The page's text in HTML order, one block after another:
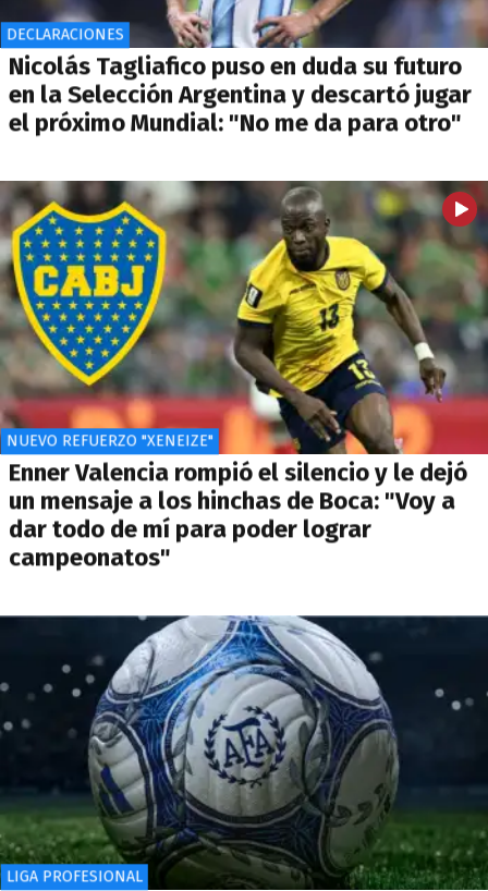
DECLARACIONES
Nicolás Tagliafico puso en duda su futuro
en la Selección Argentina y descartó jugar
el próximo Mundial: "No me da para otro"
NUEVO REFUERZO "XENEIZE"
Enner Valencia rompió el silencio y le dejó
un mensaje a los hinchas de Boca: "Voy a
dar todo de mí para poder lograr
campeonatos"
LIGA PROFESIONAL